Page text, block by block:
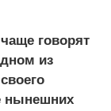
говорят
из
нынешних